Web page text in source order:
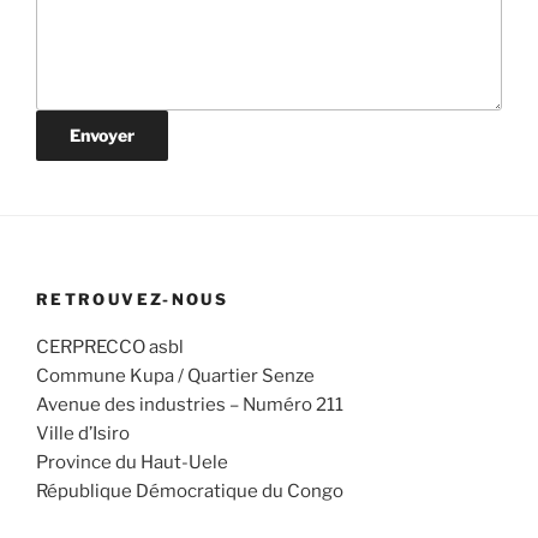
Envoyer
RETROUVEZ-NOUS
CERPRECCO asbl
Commune Kupa / Quartier Senze
Avenue des industries – Numéro 211
Ville d’Isiro
Province du Haut-Uele
République Démocratique du Congo